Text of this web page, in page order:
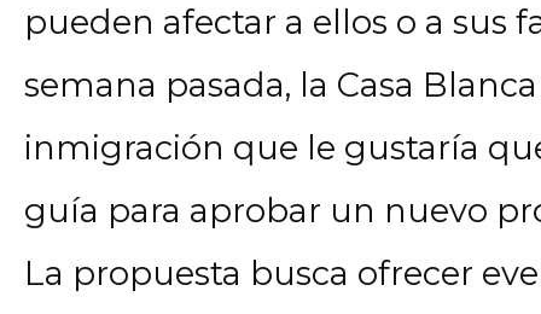
pueden afectar a ellos o a sus
semana pasada, la Casa
inmigración que le gustaría
guía para aprobar un nuevo
La propuesta busca ofrecer